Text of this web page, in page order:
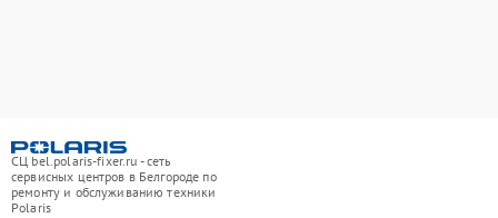
СЦ bel.polaris-fixer.ru - сеть
сервисных центров в Белгороде по
ремонту и обслуживанию техники
Polaris